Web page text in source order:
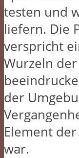
testen und
liefern. Die
verspricht
Wurzeln
der
Element
war.